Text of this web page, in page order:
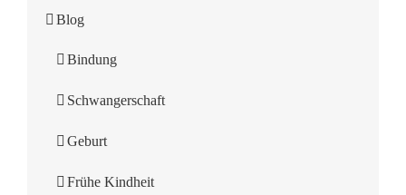
Blog
Bindung
Schwangerschaft
Geburt
Frühe Kindheit